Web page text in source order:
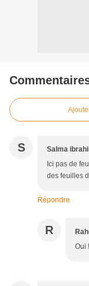
S Salma
Ici pas de
des feuilles
Répondre
R
Oui !